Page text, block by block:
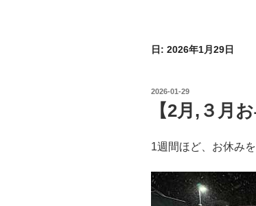
日: 2026年1月29日
投
2026-01-29
【2月,３月
1週間ほど、お休み